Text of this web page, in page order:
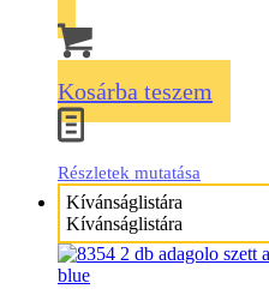
Kosárba teszem
Részletek mutatása
Kívánságlistára
Kívánságlistára